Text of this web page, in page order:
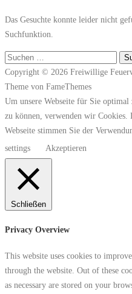
Das Gesuchte konnte leider nicht
Suchfunktion.
Suchen
nach:
Copyright © 2026 Freiwillige
Theme von FameThemes
Um unsere Webseite für Sie
zu können, verwenden wir
Webseite stimmen Sie der
settings
Akzeptieren
Schließen
Privacy Overview
This website uses cookies to
through the website. Out of these
as necessary are stored on your